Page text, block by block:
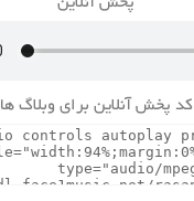
پخش آنلاین
کد پخش آنلاین برای وبلاگ ها